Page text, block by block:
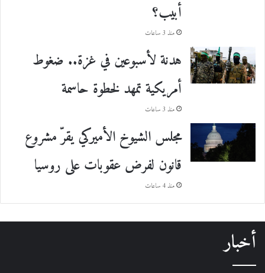
أبيب؟
منذ 3 ساعات
هدنة لأسبوعين في غزة.. ضغوط
أمريكية تمهد لخطوة حاسمة
منذ 3 ساعات
مجلس الشيوخ الأميركي يقرّ مشروع
قانون لفرض عقوبات على روسيا
منذ 4 ساعات
أخبار